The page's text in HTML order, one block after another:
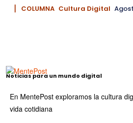
▏ COLUMNA Cultura Digital
Noticias para un mundo digital
En MentePost exploramos la cultura
vida cotidiana